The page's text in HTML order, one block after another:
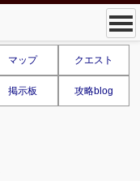
マップ クエスト
掲示板 攻略blog